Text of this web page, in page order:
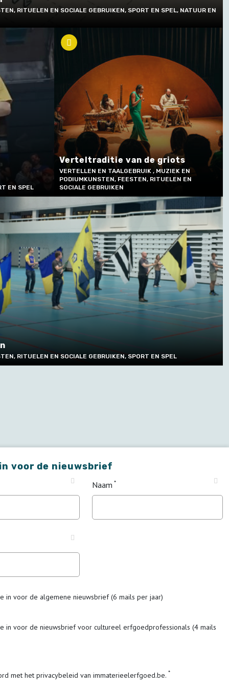
RITUELEN EN SOCIALE GEBRUIKEN, SPORT EN SPEL, NATUUR EN
EN SPEL
Verteltraditie van de griots
VERTELLEN EN TAALGEBRUIK , MUZIEK EN
PODIUMKUNSTEN, FEESTEN, RITUELEN EN
SOCIALE GEBRUIKEN
RITUELEN EN SOCIALE GEBRUIKEN, SPORT EN SPEL
voor de nieuwsbrief
Naam
in voor de algemene nieuwsbrief (6 mails per jaar)
in voor de nieuwsbrief voor cultureel erfgoedprofessionals (4 mails
met het privacybeleid van immaterieelerfgoed.be.